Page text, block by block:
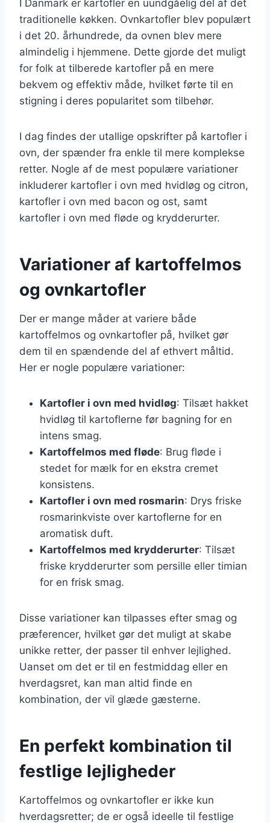
I Danmark er kartofler en uundgåelig del af det
traditionelle køkken. Ovnkartofler blev populært
i det 20. århundrede, da ovnen blev mere
almindelig i hjemmene. Dette gjorde det muligt
for folk at tilberede kartofler på en mere
bekvem og effektiv måde, hvilket førte til en
stigning i deres popularitet som tilbehør.
I dag findes der utallige opskrifter på kartofler i
ovn, der spænder fra enkle til mere komplekse
retter. Nogle af de mest populære variationer
inkluderer kartofler i ovn med hvidløg og citron,
kartofler i ovn med bacon og ost, samt
kartofler i ovn med fløde og krydderurter.
Variationer af kartoffelmos
og ovnkartofler
Der er mange måder at variere både
kartoffelmos og ovnkartofler på, hvilket gør
dem til en spændende del af ethvert måltid.
Her er nogle populære variationer:
Kartofler i ovn med hvidløg: Tilsæt hakket
hvidløg til kartoflerne før bagning for en
intens smag.
Kartoffelmos med fløde: Brug fløde i
stedet for mælk for en ekstra cremet
konsistens.
Kartofler i ovn med rosmarin: Drys friske
rosmarinkviste over kartoflerne for en
aromatisk duft.
Kartoffelmos med krydderurter: Tilsæt
friske krydderurter som persille eller timian
for en frisk smag.
Disse variationer kan tilpasses efter smag og
præferencer, hvilket gør det muligt at skabe
unikke retter, der passer til enhver lejlighed.
Uanset om det er til en festmiddag eller en
hverdagsret, kan man altid finde en
kombination, der vil glæde gæsterne.
En perfekt kombination til
festlige lejligheder
Kartoffelmos og ovnkartofler er ikke kun
hverdagsretter; de er også ideelle til festlige